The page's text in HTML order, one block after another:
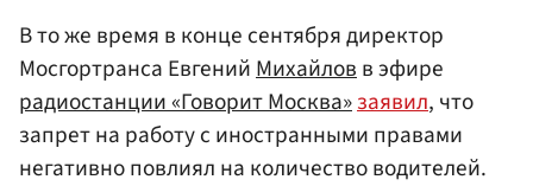
В то же время в конце сентября директор
Мосгортранса ЕвгенийМихайловв эфире
радиостанции «Говорит Москва»заявил, что
запрет на работу с иностранными правами
негативно повлиял на количество водителей.